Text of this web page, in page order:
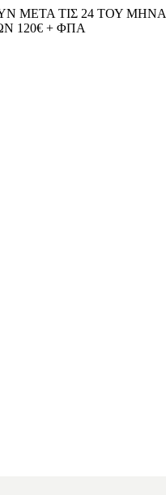
ΜΕΤΑ ΤΙΣ 24 ΤΟΥ ΜΗΝΑ
120€ + ΦΠΑ